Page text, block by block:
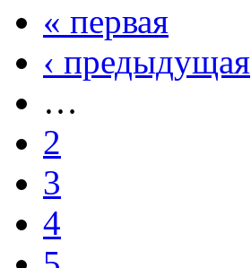
« первая
‹ предыдущая
…
2
3
4